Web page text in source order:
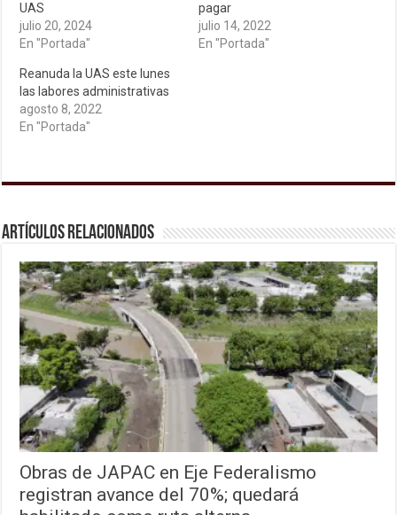
UAS
julio 20, 2024
En "Portada"
pagar
julio 14, 2022
En "Portada"
Reanuda la UAS este lunes
las labores administrativas
agosto 8, 2022
En "Portada"
Artículos relacionados
Obras de JAPAC en Eje Federalismo
registran avance del 70%; quedará